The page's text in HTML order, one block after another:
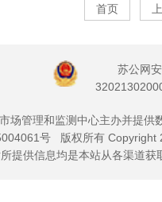
首页
苏公网
场管理和监测中心主办并提
号 版权所有 Copyright
所提供信息均是本站从各渠道